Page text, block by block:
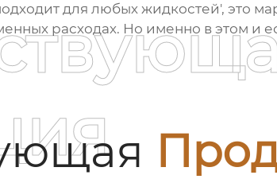
для любых жидкостей', это
расходах. Но именно в этом и